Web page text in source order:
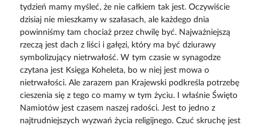
tydzień mamy myśleć, że nie całkiem tak jest. Oczywiście
dzisiaj nie mieszkamy w szałasach, ale każdego dnia
powinniśmy tam chociaż przez chwilę być. Najważniejszą
rzeczą jest dach z liści i gałęzi, który ma być dziurawy
symbolizujący nietrwałość. W tym czasie w synagodze
czytana jest Księga Koheleta, bo w niej jest mowa o
nietrwałości. Ale zarazem pan Krajewski podkreśla potrzebę
cieszenia się z tego co mamy w tym życiu. I właśnie Święto
Namiotów jest czasem naszej radości. Jest to jedno z
najtrudniejszych wyzwań życia religijnego. Czuć skruchę jest